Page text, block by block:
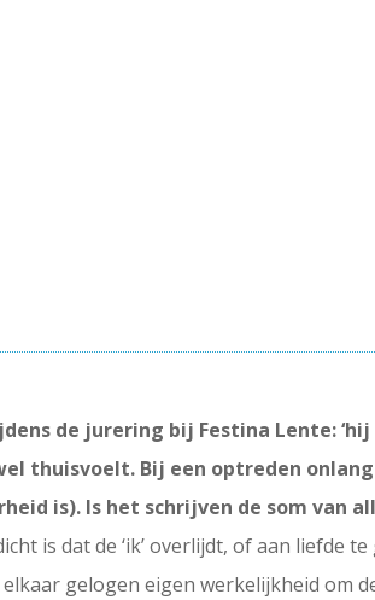
de jurering bij Festina Lente:
thuisvoelt. Bij een optreden
is). Is het schrijven de som van
is dat de ‘ik’ overlijdt, of aan liefde te
gelogen eigen werkelijkheid om